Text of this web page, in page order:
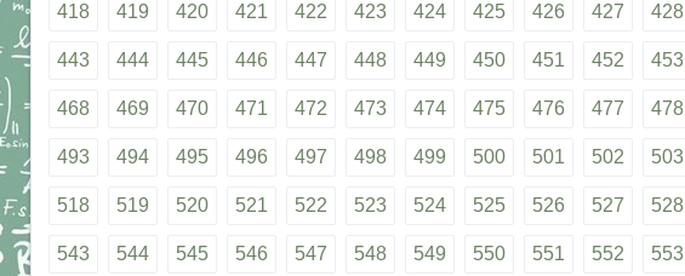
418 419 420 421 422 423 424 425 426 427 428
443 444 445 446 447 448 449 450 451 452 453
468 469 470 471 472 473 474 475 476 477 478
493 494 495 496 497 498 499 500 501 502 503
518 519 520 521 522 523 524 525 526 527 528
543 544 545 546 547 548 549 550 551 552 553